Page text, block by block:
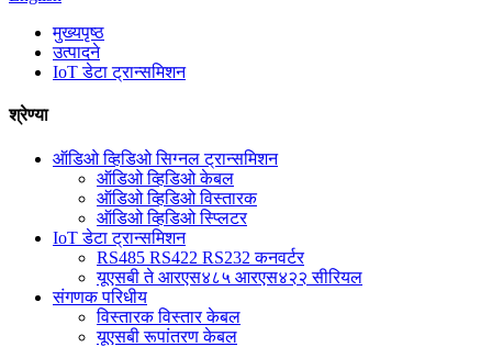
मुख्यपृष्ठ
उत्पादने
IoT डेटा ट्रान्समिशन
श्रेण्या
ऑडिओ व्हिडिओ सिग्नल ट्रान्समिशन
ऑडिओ व्हिडिओ केबल
ऑडिओ व्हिडिओ विस्तारक
ऑडिओ व्हिडिओ स्प्लिटर
IoT डेटा ट्रान्समिशन
RS485 RS422 RS232 कनवर्टर
यूएसबी ते आरएस४८५ आरएस४२२ सीरियल
संगणक परिधीय
विस्तारक विस्तार केबल
यूएसबी रूपांतरण केबल